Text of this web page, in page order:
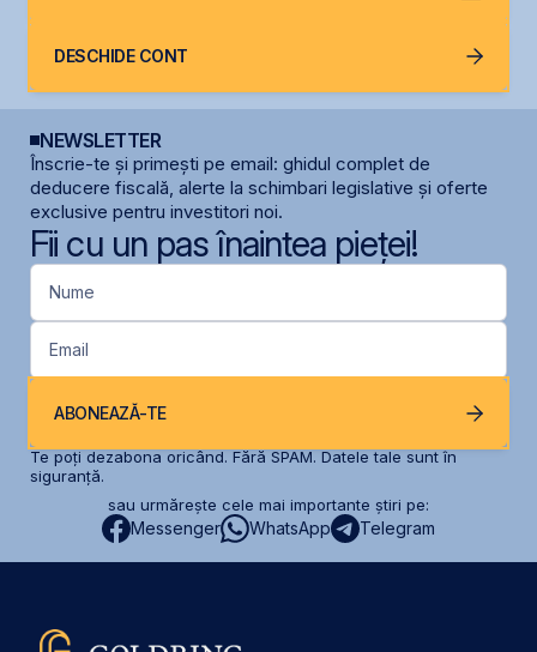
DESCHIDE CONT
NEWSLETTER
Înscrie-te și primești pe email: ghidul complet de
deducere fiscală, alerte la schimbari legislative și oferte
exclusive pentru investitori noi.
Fii cu un pas înaintea pieței!
Nume
Email
ABONEAZĂ-TE
Te poți dezabona oricând. Fără SPAM. Datele tale sunt în
siguranță.
sau urmărește cele mai importante știri pe:
Messenger WhatsApp Telegram